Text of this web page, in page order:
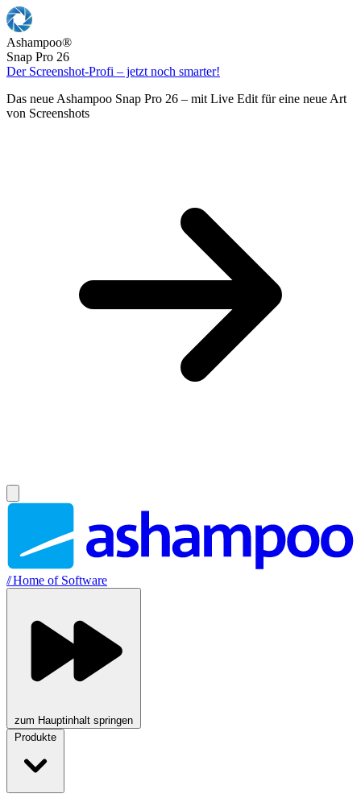
Ashampoo®
Snap Pro 26
Der Screenshot-Profi – jetzt noch smarter!
Das neue Ashampoo Snap Pro 26 – mit Live Edit für eine neue Art
von Screenshots
//Home of Software
zum Hauptinhalt springen
Produkte